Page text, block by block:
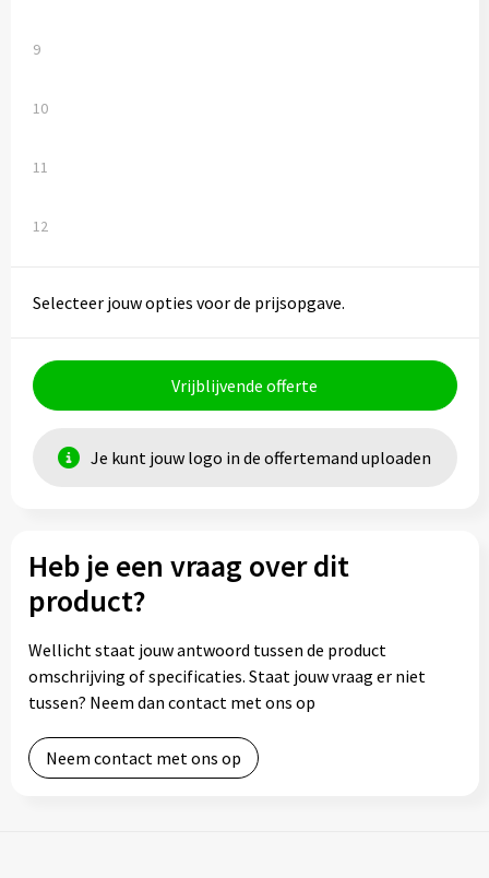
9
10
11
12
Selecteer jouw opties voor de prijsopgave.
Vrijblijvende offerte
Je kunt jouw logo in de offertemand uploaden
Heb je een vraag over dit
product?
Wellicht staat jouw antwoord tussen de product
omschrijving of specificaties. Staat jouw vraag er niet
tussen? Neem dan contact met ons op
Neem contact met ons op